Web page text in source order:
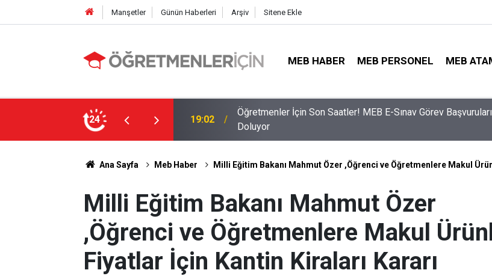
Manşetler Günün Haberleri Arşiv Sitene Ekle
MEB HABER MEB PERSONEL MEB
24
E-Sınav Görev Başvurularında Süre
09:01 2026 Atama Sinyali Verildi: İşte MEB’in En Çok Öğretmen
Ana Sayfa Meb Haber Milli Eğitim Bakanı Mahmut Özer ,Öğrenci ve Öğretmenlere Makul
Milli Eğitim Bakanı Mahmut Özer
,Öğrenci ve Öğretmenlere Makul
Fiyatlar İçin Kantin Kiraları Kararı